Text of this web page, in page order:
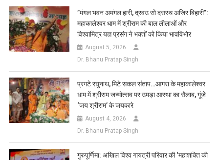
List
​”मंगल भवन अमंगल हारी, द्रवउ सो दसरथ अजिर बिहारी”:
महाकालेश्वर धाम में श्रीराम की बाल लीलाओं और
विश्वामित्र यज्ञ प्रसंग ने भक्तों को किया भावविभोर
August 5, 2026
Dr. Bhanu Pratap Singh
प्रगटे रघुनाथ, मिटे सकल संताप…आगरा के महाकालेश्वर
धाम में श्रीराम जन्मोत्सव पर उमड़ा आस्था का सैलाब, गूंजे
‘जय श्रीराम’ के जयकारे
August 4, 2026
Dr. Bhanu Pratap Singh
गुरुपूर्णिमा: अखिल विश्व गायत्री परिवार की ‘महाशक्ति की